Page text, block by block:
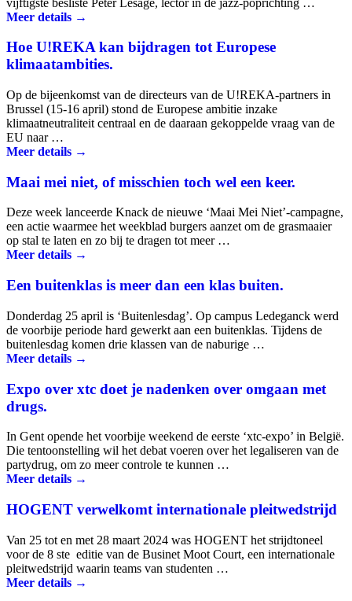
Meer details →
Hoe U!REKA kan bijdragen tot Europese
klimaatambities.
Op de bijeenkomst van de directeurs van de U!REKA-partners in
Brussel (15-16 april) stond de Europese ambitie inzake
klimaatneutraliteit centraal en de daaraan gekoppelde vraag van de
EU naar …
Meer details →
Maai mei niet, of misschien toch wel een keer.
Deze week lanceerde Knack de nieuwe ‘Maai Mei Niet’-campagne,
een actie waarmee het weekblad burgers aanzet om de grasmaaier
op stal te laten en zo bij te dragen tot meer …
Meer details →
Een buitenklas is meer dan een klas buiten.
Donderdag 25 april is ‘Buitenlesdag’. Op campus Ledeganck werd
de voorbije periode hard gewerkt aan een buitenklas. Tijdens de
buitenlesdag komen drie klassen van de naburige …
Meer details →
Expo over xtc doet je nadenken over omgaan met
drugs.
In Gent opende het voorbije weekend de eerste ‘xtc-expo’ in België.
Die tentoonstelling wil het debat voeren over het legaliseren van de
partydrug, om zo meer controle te kunnen …
Meer details →
HOGENT verwelkomt internationale pleitwedstrijd
Van 25 tot en met 28 maart 2024 was HOGENT het strijdtoneel
voor de 8 ste editie van de Businet Moot Court, een internationale
pleit­wedstrijd waarin teams van studenten …
Meer details →